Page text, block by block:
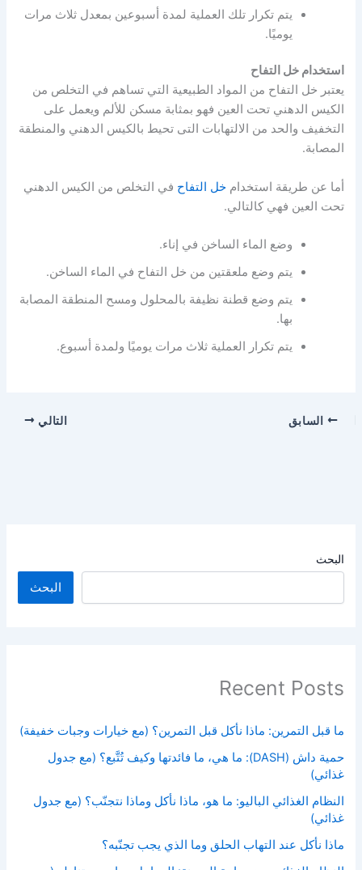
البحث
البحث
Recent Posts
ما قبل التمرين: ماذا نأكل قبل التمرين؟ (مع خيارات وجبات خفيفة)
حمية داش (DASH): ما هي، ما فائدتها وكيف تُتَّبع؟ (مع جدول
غذائي)
النظام الغذائي الباليو: ما هو، ماذا نأكل وماذا نتجنّب؟ (مع جدول
غذائي)
ماذا نأكل عند التهاب الحلق وما الذي يجب تجنّبه؟
يتم تكرار تلك العملية لمدة أسبوعين بمعدل ثلاث مرات
يوميًا.
استخدام خل التفاح
يعتبر خل التفاح من المواد الطبيعية التي تساهم في التخلص من
الكيس الدهني تحت العين فهو بمثابة مسكن للألم ويعمل على
التخفيف والحد من الالتهابات التى تحيط بالكيس الدهني والمنطقة
المصابة.
أما عن طريقة استخدامخل التفاح في التخلص من الكيس الدهني
تحت العين فهي كالتالي.
وضع الماء الساخن في إناء.
يتم وضع ملعقتين من خل التفاح في الماء الساخن.
يتم وضع قطنة نظيفة بالمحلول ومسح المنطقة المصابة
بها.
يتم تكرار العملية ثلاث مرات يوميًا ولمدة أسبوع.
السابق التالي